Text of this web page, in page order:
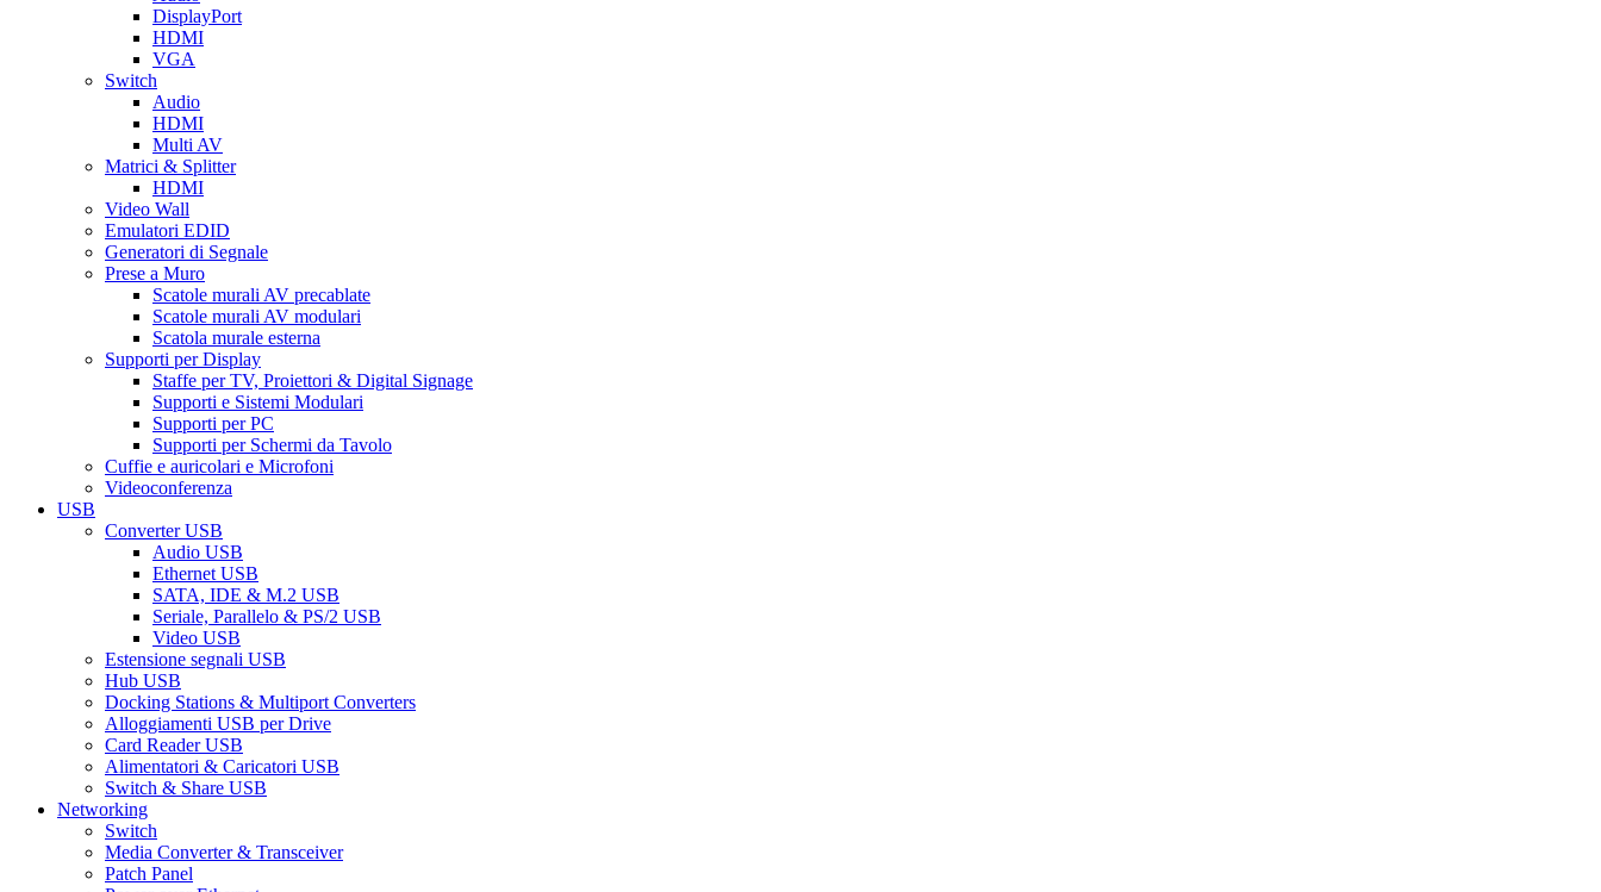
DisplayPort
HDMI
VGA
Switch
Audio
HDMI
Multi AV
Matrici & Splitter
HDMI
Video Wall
Emulatori EDID
Generatori di Segnale
Prese a Muro
Scatole murali AV precablate
Scatole murali AV modulari
Scatola murale esterna
Supporti per Display
Staffe per TV, Proiettori & Digital Signage
Supporti e Sistemi Modulari
Supporti per PC
Supporti per Schermi da Tavolo
Cuffie e auricolari e Microfoni
Videoconferenza
USB
Converter USB
Audio USB
Ethernet USB
SATA, IDE & M.2 USB
Seriale, Parallelo & PS/2 USB
Video USB
Estensione segnali USB
Hub USB
Docking Stations & Multiport Converters
Alloggiamenti USB per Drive
Card Reader USB
Alimentatori & Caricatori USB
Switch & Share USB
Networking
Switch
Media Converter & Transceiver
Patch Panel